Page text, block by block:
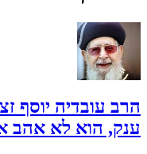
הרב עובדיה יוסף
ענק, הוא לא אהב